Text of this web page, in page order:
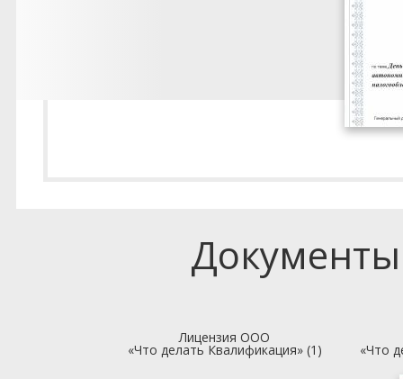
Лицензия ООО
«Что делать Квалификация» (1) «Что